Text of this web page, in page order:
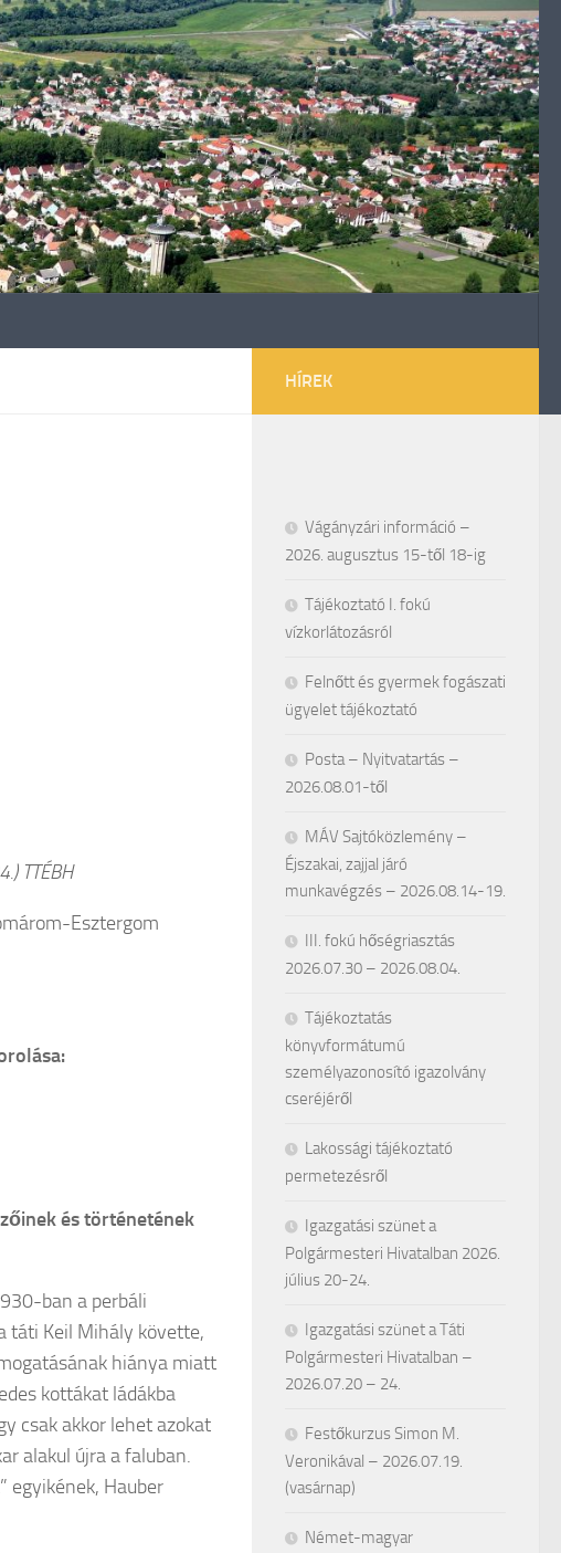
TTÉBH
Esztergom
és történetének
ban a perbáli
táti Keil Mihály követte,
hiánya miatt
kottákat ládákba
csak akkor lehet azokat
alakul újra a faluban.
egyikének, Hauber
HÍREK
Vágányzári információ –
2026. augusztus 15-től 18-ig
Tájékoztató I. fokú
vízkorlátozásról
Felnőtt és gyermek fogászati
ügyelet tájékoztató
Posta – Nyitvatartás –
2026.08.01-től
MÁV Sajtóközlemény –
Éjszakai, zajjal járó
munkavégzés – 2026.08.14-19.
III. fokú hőségriasztás
2026.07.30 – 2026.08.04.
Tájékoztatás
könyvformátumú
személyazonosító igazolvány
cseréjéről
Lakossági tájékoztató
permetezésről
Igazgatási szünet a
Polgármesteri Hivatalban 2026.
július 20-24.
Igazgatási szünet a Táti
Polgármesteri Hivatalban –
2026.07.20 – 24.
Festőkurzus Simon M.
Veronikával – 2026.07.19.
(vasárnap)
Német-magyar